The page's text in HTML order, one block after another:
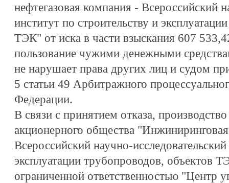
нефтегазовая компания - Всероссийский
институт по строительству и
ТЭК" от иска в части взыскания 607
пользование чужими денежными
не нарушает права других лиц и судом
5 статьи 49 Арбитражного
Федерации.
В связи с принятием отказа,
акционерного общества
Всероссийский научно-
эксплуатации трубопроводов, объектов
ограниченной ответственностью "Центр